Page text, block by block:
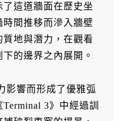
這道牆面在歷史坐
間推移而滲入牆壁
地與潛力，在觀看
的邊界之內展開。
影響而形成了優雅弧
3》中經過訓